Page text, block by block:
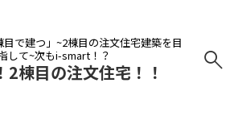
目で建つ」~2棟目の注文住宅建築を目
して~次もi-smart！？
2棟目の注文住宅！！